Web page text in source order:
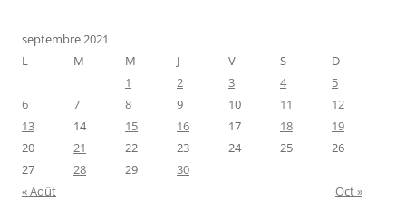
septembre 2021
L
M M J V S
D
1
2 3 4
5
6
7 8 9 10 11
12
13
14 15 16 17 18
19
20
21 22 23 24 25
26
27
28 29
30
« Août
Oct »